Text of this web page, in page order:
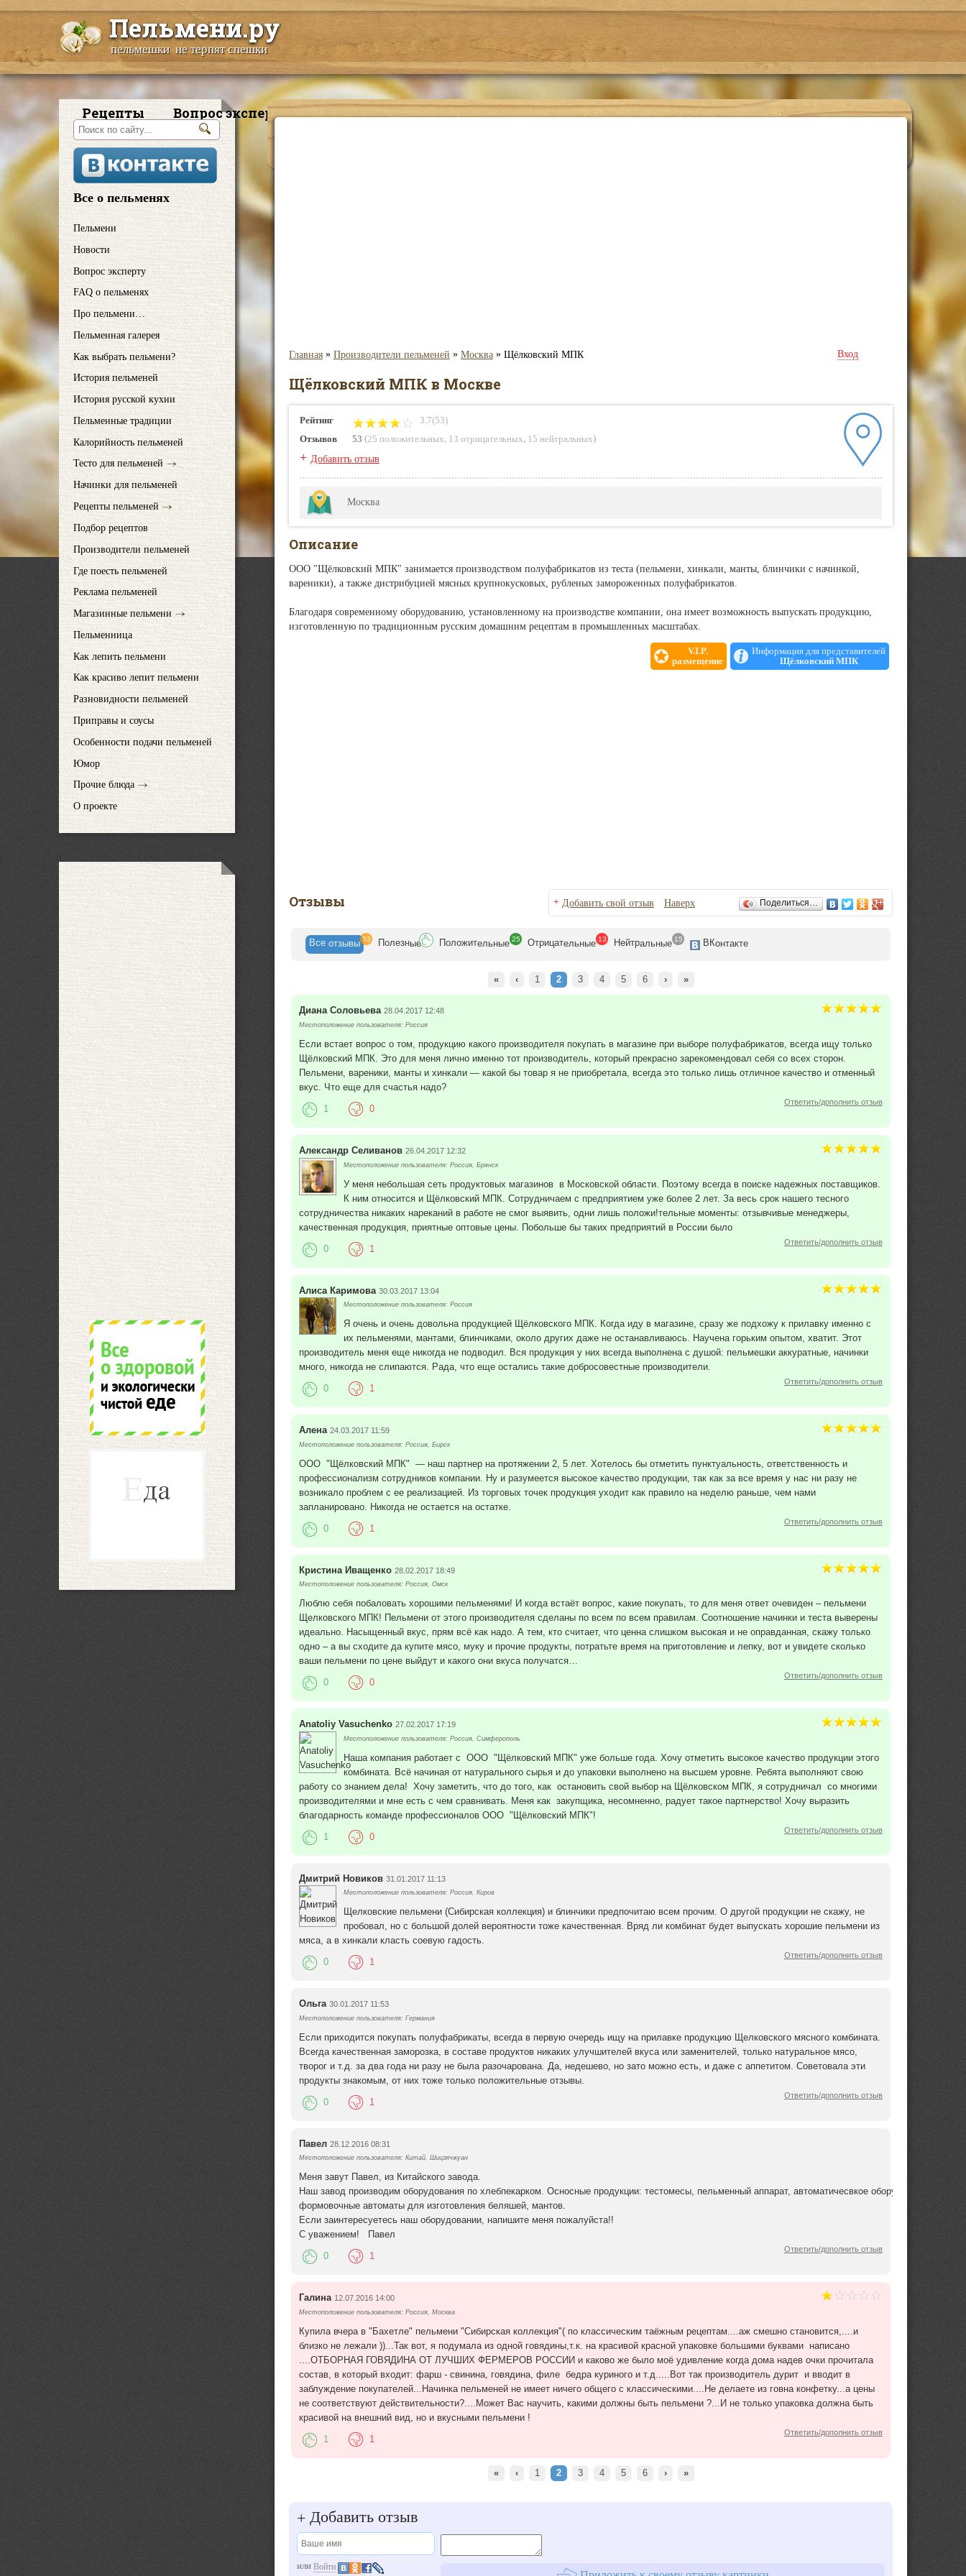
Пельмени.ру
пельмешки не терпят спешки
Рецепты Вопрос эксперту Где поесть Подбор рецепта О проекте
Все о пельменях
Пельмени
Новости
Вопрос эксперту
FAQ о пельменях
Про пельмени…
Пельменная галерея
Как выбрать пельмени?
История пельменей
История русской кухни
Пельменные традиции
Калорийность пельменей
Тесто для пельменей
Начинки для пельменей
Рецепты пельменей
Подбор рецептов
Производители пельменей
Где поесть пельменей
Реклама пельменей
Магазинные пельмени
Пельменница
Как лепить пельмени
Как красиво лепит пельмени
Разновидности пельменей
Приправы и соусы
Особенности подачи пельменей
Юмор
Прочие блюда
О проекте
Главная » Производители пельменей » Москва » Щёлковский МПК Вход
Щёлковский МПК в Москве
Рейтинг
3.7(53)
Отзывов
53 (25 положительных 13 отрицательных 15 нейтральных)
+ Добавить отзыв
Москва
Описание
ООО "Щёлковский МПК" занимается производством полуфабрикатов из теста (пельмени, хинкали, манты, блинчики с начинкой,
вареники), а также дистрибуцией мясных крупнокусковых, рубленых замороженных полуфабрикатов.
Благодаря современному оборудованию, установленному на производстве компании, она имеет возможность выпускать продукцию,
изготовленную по традиционным русским домашним рецептам в промышленных масштабах.
V.I.P.
размещение
Информация для представителей
Щёлковский МПК
Отзывы + Добавить свой отзыв Наверх Поделиться…
Всеотзывы 53 Полезные Положительные 25 Отрицательные 13 Нейтральные 15 ВКонтакте
« ‹ 1 2 3 4 5 6 › »
Диана Соловьева 28.04.2017 12:48
Местоположение пользователя: Россия
Если встает вопрос о том, продукцию какого производителя покупать в магазине при выборе полуфабрикатов, всегда ищу только
Щёлковский МПК. Это для меня лично именно тот производитель, который прекрасно зарекомендовал себя со всех сторон.
Пельмени, вареники, манты и хинкали — какой бы товар я не приобретала, всегда это только лишь отличное качество и отменный
вкус. Что еще для счастья надо?
Ответить/дополнить отзыв
1 0
Александр Селиванов 26.04.2017 12:32
Местоположение пользователя: Россия, Брянск
У меня небольшая сеть продуктовых магазинов в Московской области. Поэтому всегда в поиске надежных поставщиков.
К ним относится и Щёлковский МПК. Сотрудничаем с предприятием уже более 2 лет. За весь срок нашего тесного
сотрудничества никаких нареканий в работе не смог выявить, одни лишь положи!тельные моменты: отзывчивые менеджеры,
качественная продукция, приятные оптовые цены. Побольше бы таких предприятий в России было
Ответить/дополнить отзыв
0 1
Алиса Каримова 30.03.2017 13:04
Местоположение пользователя: Россия
Я очень и очень довольна продукцией Щёлковского МПК. Когда иду в магазине, сразу же подхожу к прилавку именно с
их пельменями, мантами, блинчиками, около других даже не останавливаюсь. Научена горьким опытом, хватит. Этот
производитель меня еще никогда не подводил. Вся продукция у них всегда выполнена с душой: пельмешки аккуратные, начинки
много, никогда не слипаются. Рада, что еще остались такие добросовестные производители.
Ответить/дополнить отзыв
0 1
Алена 24.03.2017 11:59
Местоположение пользователя: Россия, Бирск
ООО "Щёлковский МПК" — наш партнер на протяжении 2, 5 лет. Хотелось бы отметить пунктуальность, ответственность и
профессионализм сотрудников компании. Ну и разумеется высокое качество продукции, так как за все время у нас ни разу не
возникало проблем с ее реализацией. Из торговых точек продукция уходит как правило на неделю раньше, чем нами
запланировано. Никогда не остается на остатке.
Ответить/дополнить отзыв
0 1
Кристина Иващенко 28.02.2017 18:49
Местоположение пользователя: Россия, Омск
Люблю себя побаловать хорошими пельменями! И когда встаёт вопрос, какие покупать, то для меня ответ очевиден – пельмени
Щелковского МПК! Пельмени от этого производителя сделаны по всем по всем правилам. Соотношение начинки и теста выверены
идеально. Насыщенный вкус, прям всё как надо. А тем, кто считает, что ценна слишком высокая и не оправданная, скажу только
одно – а вы сходите да купите мясо, муку и прочие продукты, потратьте время на приготовление и лепку, вот и увидете сколько
ваши пельмени по цене выйдут и какого они вкуса получатся…
Ответить/дополнить отзыв
0 0
Anatoliy Vasuchenko 27.02.2017 17:19
Местоположение пользователя: Россия, Симферополь
Наша компания работает с ООО "Щёлковский МПК" уже больше года. Хочу отметить высокое качество продукции этого
комбината. Всё начиная от натурального сырья и до упаковки выполнено на высшем уровне. Ребята выполняют свою
работу со знанием дела! Хочу заметить, что до того, как остановить свой выбор на Щёлковском МПК, я сотрудничал со многими
производителями и мне есть с чем сравнивать. Меня как закупщика, несомненно, радует такое партнерство! Хочу выразить
благодарность команде профессионалов ООО "Щёлковский МПК"!
Ответить/дополнить отзыв
1 0
Дмитрий Новиков 31.01.2017 11:13
Местоположение пользователя: Россия, Киров
Щелковские пельмени (Сибирская коллекция) и блинчики предпочитаю всем прочим. О другой продукции не скажу, не
пробовал, но с большой долей вероятности тоже качественная. Вряд ли комбинат будет выпускать хорошие пельмени из
мяса, а в хинкали класть соевую гадость.
Ответить/дополнить отзыв
0 1
Ольга 30.01.2017 11:53
Местоположение пользователя: Германия
Если приходится покупать полуфабрикаты, всегда в первую очередь ищу на прилавке продукцию Щелковского мясного комбината.
Всегда качественная заморозка, в составе продуктов никаких улучшителей вкуса или заменителей, только натуральное мясо,
творог и т.д. за два года ни разу не была разочарована. Да, недешево, но зато можно есть, и даже с аппетитом. Советовала эти
продукты знакомым, от них тоже только положительные отзывы.
Ответить/дополнить отзыв
0 1
Павел 28.12.2016 08:31
Местоположение пользователя: Китай, Шицзячжуан
Меня завут Павел, из Китайского завода.
Наш завод производим оборудования по хлебпекарком. Осносные продукции: тестомесы, пельменный аппарат, автоматичесвкое оборудование для
формовочные автоматы для изготовления беляшей, мантов.
Если заинтересуетесь наш оборудовании, напишите меня пожалуйста!!
С уважением! Павел
Ответить/дополнить отзыв
0 1
Галина 12.07.2016 14:00
Местоположение пользователя: Россия, Москва
Купила вчера в "Бахетле" пельмени "Сибирская коллекция"( по классическим таёжным рецептам....аж смешно становится,....и
близко не лежали ))...Так вот, я подумала из одной говядины,т.к. на красивой красной упаковке большими буквами написано
....ОТБОРНАЯ ГОВЯДИНА ОТ ЛУЧШИХ ФЕРМЕРОВ РОССИИ и каково же было моё удивление когда дома надев очки прочитала
состав, в который входит: фарш - свинина, говядина, филе бедра куриного и т.д.....Вот так производитель дурит и вводит в
заблуждение покупателей...Начинка пельменей не имеет ничего общего с классическими....Не делаете из говна конфетку...а цены
не соответствуют действительности?....Может Вас научить, какими должны быть пельмени ?...И не только упаковка должна быть
красивой на внешний вид, но и вкусными пельмени !
Ответить/дополнить отзыв
1 1
« ‹ 1 2 3 4 5 6 › »
+ Добавить отзыв
или Войти